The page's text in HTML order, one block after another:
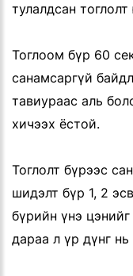
тулалдсан
Тоглоом бүр 60
санамсаргүй
тавиураас аль
хичээх ёстой.
Тоглолт бүрээс
шидэлт бүр 1, 2
бүрийн үнэ
дараа л үр дүнг нь